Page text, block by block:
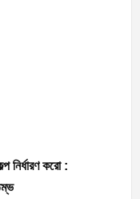
নির্ধারণ করো :